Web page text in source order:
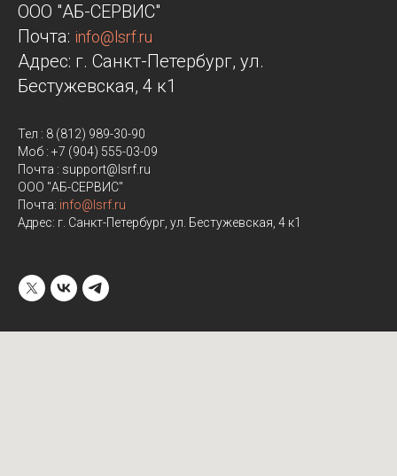
ООО "АБ-СЕРВИС"
Почта: info@lsrf.ru
Адрес: г. Санкт-Петербург, ул.
Бестужевская, 4 к1
Тел : 8 (812) 989-30-90
Моб : +7 (904) 555-03-09
Почта : support@lsrf.ru
ООО "АБ-СЕРВИС"
Почта: info@lsrf.ru
Адрес: г. Санкт-Петербург, ул. Бестужевская, 4 к1